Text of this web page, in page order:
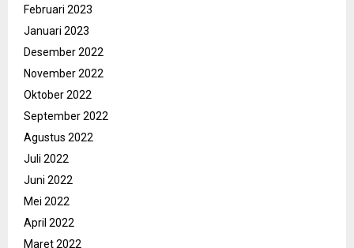
Februari 2023
Januari 2023
Desember 2022
November 2022
Oktober 2022
September 2022
Agustus 2022
Juli 2022
Juni 2022
Mei 2022
April 2022
Maret 2022